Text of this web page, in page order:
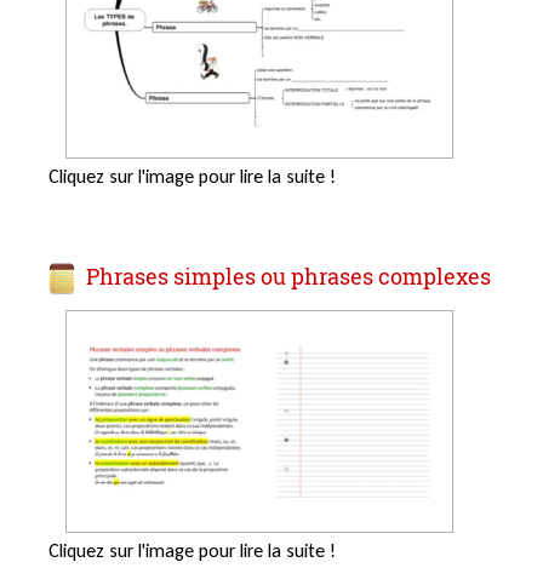
Cliquez sur l'image pour lire la suite !
Phrases simples ou phrases complexes
Cliquez sur l'image pour lire la suite !